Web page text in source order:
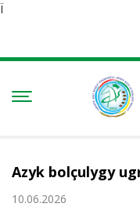
Ï
Azyk bolçulygy
10.06.2026